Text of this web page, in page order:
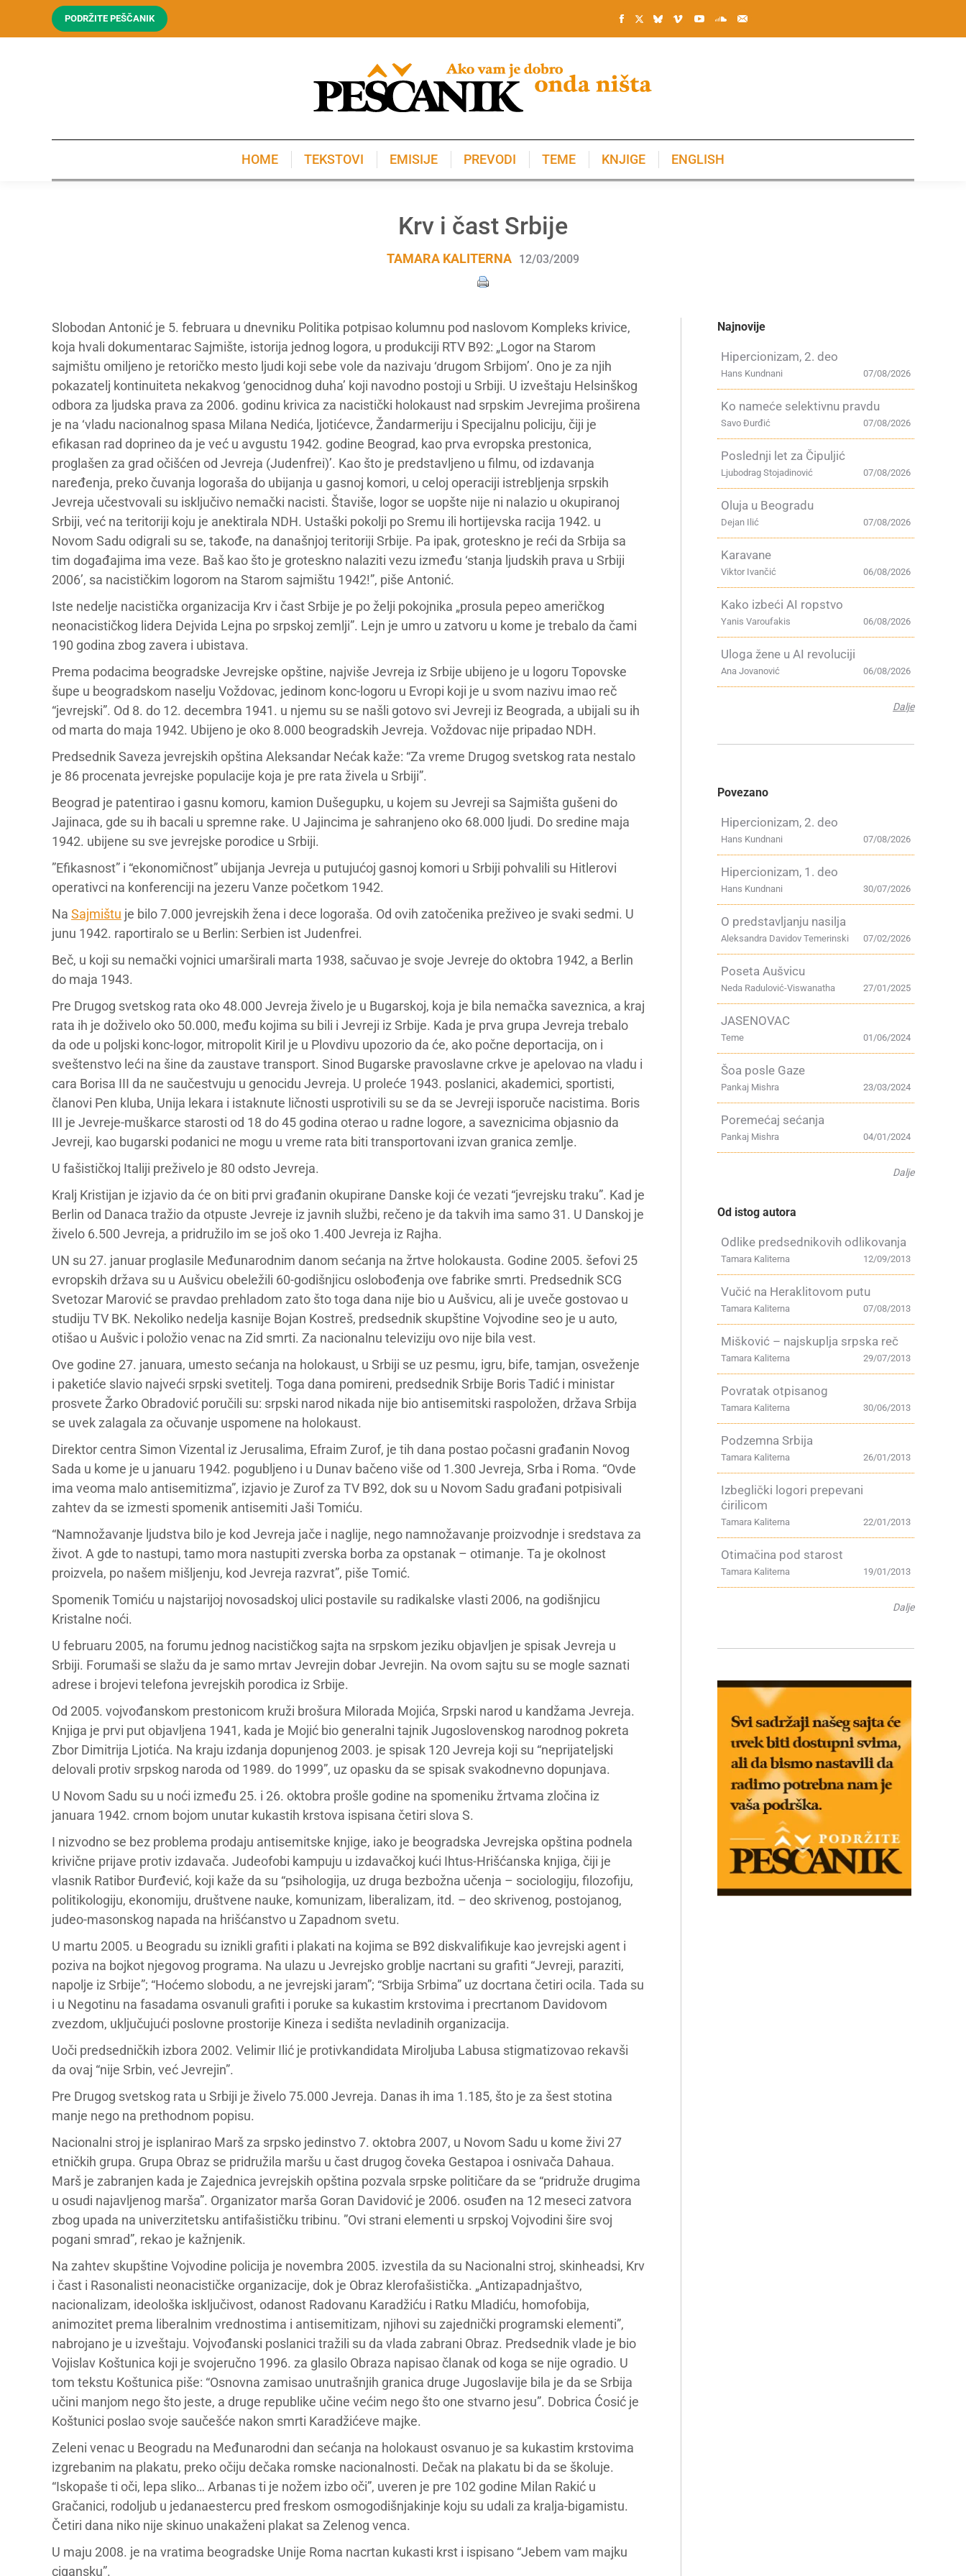
PODRŽITE PEŠČANIK
HOME TEKSTOVI EMISIJE PREVODI TEME KNJIGE ENGLISH
Krv i čast Srbije
TAMARA KALITERNA 12/03/2009
Slobodan Antonić je 5. februara u dnevniku Politika potpisao kolumnu pod naslovom Kompleks krivice,
koja hvali dokumentarac Sajmište, istorija jednog logora, u produkciji RTV B92: „Logor na Starom
sajmištu omiljeno je retoričko mesto ljudi koji sebe vole da nazivaju ‘drugom Srbijom’. Ono je za njih
pokazatelj kontinuiteta nekakvog ‘genocidnog duha’ koji navodno postoji u Srbiji. U izveštaju Helsinškog
odbora za ljudska prava za 2006. godinu krivica za nacistički holokaust nad srpskim Jevrejima proširena
je na ‘vladu nacionalnog spasa Milana Nedića, ljotićevce, Žandarmeriju i Specijalnu policiju, čiji je
efikasan rad doprineo da je već u avgustu 1942. godine Beograd, kao prva evropska prestonica,
proglašen za grad očišćen od Jevreja (Judenfrei)’. Kao što je predstavljeno u filmu, od izdavanja
naređenja, preko čuvanja logoraša do ubijanja u gasnoj komori, u celoj operaciji istrebljenja srpskih
Jevreja učestvovali su isključivo nemački nacisti. Štaviše, logor se uopšte nije ni nalazio u okupiranoj
Srbiji, već na teritoriji koju je anektirala NDH. Ustaški pokolji po Sremu ili hortijevska racija 1942. u
Novom Sadu odigrali su se, takođe, na današnjoj teritoriji Srbije. Pa ipak, groteskno je reći da Srbija sa
tim događajima ima veze. Baš kao što je groteskno nalaziti vezu između ‘stanja ljudskih prava u Srbiji
2006’, sa nacističkim logorom na Starom sajmištu 1942!”, piše Antonić.
Iste nedelje nacistička organizacija Krv i čast Srbije je po želji pokojnika „prosula pepeo američkog
neonacističkog lidera Dejvida Lejna po srpskoj zemlji”. Lejn je umro u zatvoru u kome je trebalo da čami
190 godina zbog zavera i ubistava.
Prema podacima beogradske Jevrejske opštine, najviše Jevreja iz Srbije ubijeno je u logoru Topovske
šupe u beogradskom naselju Voždovac, jedinom konc-logoru u Evropi koji je u svom nazivu imao reč
“jevrejski”. Od 8. do 12. decembra 1941. u njemu su se našli gotovo svi Jevreji iz Beograda, a ubijali su ih
od marta do maja 1942. Ubijeno je oko 8.000 beogradskih Jevreja. Voždovac nije pripadao NDH.
Predsednik Saveza jevrejskih opština Aleksandar Nećak kaže: “Za vreme Drugog svetskog rata nestalo
je 86 procenata jevrejske populacije koja je pre rata živela u Srbiji”.
Beograd je patentirao i gasnu komoru, kamion Dušegupku, u kojem su Jevreji sa Sajmišta gušeni do
Jajinaca, gde su ih bacali u spremne rake. U Jajincima je sahranjeno oko 68.000 ljudi. Do sredine maja
1942. ubijene su sve jevrejske porodice u Srbiji.
”Efikasnost” i “ekonomičnost” ubijanja Jevreja u putujućoj gasnoj komori u Srbiji pohvalili su Hitlerovi
operativci na konferenciji na jezeru Vanze početkom 1942.
Na Sajmištu je bilo 7.000 jevrejskih žena i dece logoraša. Od ovih zatočenika preživeo je svaki sedmi. U
junu 1942. raportiralo se u Berlin: Serbien ist Judenfrei.
Beč, u koji su nemački vojnici umarširali marta 1938, sačuvao je svoje Jevreje do oktobra 1942, a Berlin
do maja 1943.
Pre Drugog svetskog rata oko 48.000 Jevreja živelo je u Bugarskoj, koja je bila nemačka saveznica, a kraj
rata ih je doživelo oko 50.000, među kojima su bili i Jevreji iz Srbije. Kada je prva grupa Jevreja trebalo
da ode u poljski konc-logor, mitropolit Kiril je u Plovdivu upozorio da će, ako počne deportacija, on i
sveštenstvo leći na šine da zaustave transport. Sinod Bugarske pravoslavne crkve je apelovao na vladu i
cara Borisa III da ne saučestvuju u genocidu Jevreja. U proleće 1943. poslanici, akademici, sportisti,
članovi Pen kluba, Unija lekara i istaknute ličnosti usprotivili su se da se Jevreji isporuče nacistima. Boris
III je Jevreje-muškarce starosti od 18 do 45 godina oterao u radne logore, a saveznicima objasnio da
Jevreji, kao bugarski podanici ne mogu u vreme rata biti transportovani izvan granica zemlje.
U fašističkoj Italiji preživelo je 80 odsto Jevreja.
Kralj Kristijan je izjavio da će on biti prvi građanin okupirane Danske koji će vezati “jevrejsku traku”. Kad je
Berlin od Danaca tražio da otpuste Jevreje iz javnih službi, rečeno je da takvih ima samo 31. U Danskoj je
živelo 6.500 Jevreja, a pridružilo im se još oko 1.400 Jevreja iz Rajha.
UN su 27. januar proglasile Međunarodnim danom sećanja na žrtve holokausta. Godine 2005. šefovi 25
evropskih država su u Aušvicu obeležili 60-godišnjicu oslobođenja ove fabrike smrti. Predsednik SCG
Svetozar Marović se pravdao prehladom zato što toga dana nije bio u Aušvicu, ali je uveče gostovao u
studiju TV BK. Nekoliko nedelja kasnije Bojan Kostreš, predsednik skupštine Vojvodine seo je u auto,
otišao u Aušvic i položio venac na Zid smrti. Za nacionalnu televiziju ovo nije bila vest.
Ove godine 27. januara, umesto sećanja na holokaust, u Srbiji se uz pesmu, igru, bife, tamjan, osveženje
i paketiće slavio najveći srpski svetitelj. Toga dana pomireni, predsednik Srbije Boris Tadić i ministar
prosvete Žarko Obradović poručili su: srpski narod nikada nije bio antisemitski raspoložen, država Srbija
se uvek zalagala za očuvanje uspomene na holokaust.
Direktor centra Simon Vizental iz Jerusalima, Efraim Zurof, je tih dana postao počasni građanin Novog
Sada u kome je u januaru 1942. pogubljeno i u Dunav bačeno više od 1.300 Jevreja, Srba i Roma. “Ovde
ima veoma malo antisemitizma”, izjavio je Zurof za TV B92, dok su u Novom Sadu građani potpisivali
zahtev da se izmesti spomenik antisemiti Jaši Tomiću.
“Namnožavanje ljudstva bilo je kod Jevreja jače i naglije, nego namnožavanje proizvodnje i sredstava za
život. A gde to nastupi, tamo mora nastupiti zverska borba za opstanak – otimanje. Ta je okolnost
proizvela, po našem mišljenju, kod Jevreja razvrat”, piše Tomić.
Spomenik Tomiću u najstarijoj novosadskoj ulici postavile su radikalske vlasti 2006, na godišnjicu
Kristalne noći.
U februaru 2005, na forumu jednog nacističkog sajta na srpskom jeziku objavljen je spisak Jevreja u
Srbiji. Forumaši se slažu da je samo mrtav Jevrejin dobar Jevrejin. Na ovom sajtu su se mogle saznati
adrese i brojevi telefona jevrejskih porodica iz Srbije.
Od 2005. vojvođanskom prestonicom kruži brošura Milorada Mojića, Srpski narod u kandžama Jevreja.
Knjiga je prvi put objavljena 1941, kada je Mojić bio generalni tajnik Jugoslovenskog narodnog pokreta
Zbor Dimitrija Ljotića. Na kraju izdanja dopunjenog 2003. je spisak 120 Jevreja koji su “neprijateljski
delovali protiv srpskog naroda od 1989. do 1999”, uz opasku da se spisak svakodnevno dopunjava.
U Novom Sadu su u noći između 25. i 26. oktobra prošle godine na spomeniku žrtvama zločina iz
januara 1942. crnom bojom unutar kukastih krstova ispisana četiri slova S.
I nizvodno se bez problema prodaju antisemitske knjige, iako je beogradska Jevrejska opština podnela
krivične prijave protiv izdavača. Judeofobi kampuju u izdavačkoj kući Ihtus-Hrišćanska knjiga, čiji je
vlasnik Ratibor Đurđević, koji kaže da su “psihologija, uz druga bezbožna učenja – sociologiju, filozofiju,
politikologiju, ekonomiju, društvene nauke, komunizam, liberalizam, itd. – deo skrivenog, postojanog,
judeo-masonskog napada na hrišćanstvo u Zapadnom svetu.
U martu 2005. u Beogradu su iznikli grafiti i plakati na kojima se B92 diskvalifikuje kao jevrejski agent i
poziva na bojkot njegovog programa. Na ulazu u Jevrejsko groblje nacrtani su grafiti “Jevreji, paraziti,
napolje iz Srbije”; “Hoćemo slobodu, a ne jevrejski jaram”; “Srbija Srbima” uz docrtana četiri ocila. Tada su
i u Negotinu na fasadama osvanuli grafiti i poruke sa kukastim krstovima i precrtanom Davidovom
zvezdom, uključujući poslovne prostorije Kineza i sedišta nevladinih organizacija.
Uoči predsedničkih izbora 2002. Velimir Ilić je protivkandidata Miroljuba Labusa stigmatizovao rekavši
da ovaj “nije Srbin, već Jevrejin”.
Pre Drugog svetskog rata u Srbiji je živelo 75.000 Jevreja. Danas ih ima 1.185, što je za šest stotina
manje nego na prethodnom popisu.
Nacionalni stroj je isplanirao Marš za srpsko jedinstvo 7. oktobra 2007, u Novom Sadu u kome živi 27
etničkih grupa. Grupa Obraz se pridružila maršu u čast drugog čoveka Gestapoa i osnivača Dahaua.
Marš je zabranjen kada je Zajednica jevrejskih opština pozvala srpske političare da se “pridruže drugima
u osudi najavljenog marša”. Organizator marša Goran Davidović je 2006. osuđen na 12 meseci zatvora
zbog upada na univerzitetsku antifašističku tribinu. ”Ovi strani elementi u srpskoj Vojvodini šire svoj
pogani smrad”, rekao je kažnjenik.
Na zahtev skupštine Vojvodine policija je novembra 2005. izvestila da su Nacionalni stroj, skinheadsi, Krv
i čast i Rasonalisti neonacističke organizacije, dok je Obraz klerofašistička. „Antizapadnjaštvo,
nacionalizam, ideološka isključivost, odanost Radovanu Karadžiću i Ratku Mladiću, homofobija,
animozitet prema liberalnim vrednostima i antisemitizam, njihovi su zajednički programski elementi”,
nabrojano je u izveštaju. Vojvođanski poslanici tražili su da vlada zabrani Obraz. Predsednik vlade je bio
Vojislav Koštunica koji je svojeručno 1996. za glasilo Obraza napisao članak od koga se nije ogradio. U
tom tekstu Koštunica piše: “Osnovna zamisao unutrašnjih granica druge Jugoslavije bila je da se Srbija
učini manjom nego što jeste, a druge republike učine većim nego što one stvarno jesu”. Dobrica Ćosić je
Koštunici poslao svoje saučešće nakon smrti Karadžićeve majke.
Zeleni venac u Beogradu na Međunarodni dan sećanja na holokaust osvanuo je sa kukastim krstovima
izgrebanim na plakatu, preko očiju dečaka romske nacionalnosti. Dečak na plakatu bi da se školuje.
“Iskopaše ti oči, lepa sliko… Arbanas ti je nožem izbo oči”, uveren je pre 102 godine Milan Rakić u
Gračanici, rodoljub u jedanaestercu pred freskom osmogodišnjakinje koju su udali za kralja-bigamistu.
Četiri dana niko nije skinuo unakaženi plakat sa Zelenog venca.
U maju 2008. je na vratima beogradske Unije Roma nacrtan kukasti krst i ispisano “Jebem vam majku
cigansku”.
Najnovije
Hipercionizam, 2. deo
07/08/2026
Hans Kundnani
Ko nameće selektivnu pravdu
07/08/2026
Savo Đurđić
Poslednji let za Čipuljić
07/08/2026
Ljubodrag Stojadinović
Oluja u Beogradu
07/08/2026
Dejan Ilić
Karavane
06/08/2026
Viktor Ivančić
Kako izbeći AI ropstvo
06/08/2026
Yanis Varoufakis
Uloga žene u AI revoluciji
06/08/2026
Ana Jovanović
Dalje
Povezano
Hipercionizam, 2. deo
07/08/2026
Hans Kundnani
Hipercionizam, 1. deo
30/07/2026
Hans Kundnani
O predstavljanju nasilja
07/02/2026
Aleksandra Davidov Temerinski
Poseta Aušvicu
27/01/2025
Neda Radulović-Viswanatha
JASENOVAC
01/06/2024
Teme
Šoa posle Gaze
23/03/2024
Pankaj Mishra
Poremećaj sećanja
04/01/2024
Pankaj Mishra
Dalje
Od istog autora
Odlike predsednikovih odlikovanja
12/09/2013
Tamara Kaliterna
Vučić na Heraklitovom putu
07/08/2013
Tamara Kaliterna
Mišković – najskuplja srpska reč
29/07/2013
Tamara Kaliterna
Povratak otpisanog
30/06/2013
Tamara Kaliterna
Podzemna Srbija
26/01/2013
Tamara Kaliterna
Izbeglički logori prepevani
ćirilicom
22/01/2013
Tamara Kaliterna
Otimačina pod starost
19/01/2013
Tamara Kaliterna
Dalje
KNJIGE ENGLISH